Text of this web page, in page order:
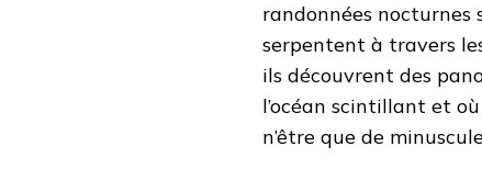
randonnées nocturnes
serpentent à travers
ils découvrent des
l’océan scintillant et
n’être que de